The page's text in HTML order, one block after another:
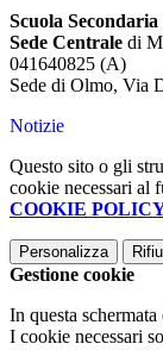
Scuola
Sede Centrale di
041640825 (A)
Sede di Olmo, Via
Notizie
Questo sito o gli
cookie necessari al
COOKIE
Personalizza
Gestione cookie
In questa
I cookie necessari